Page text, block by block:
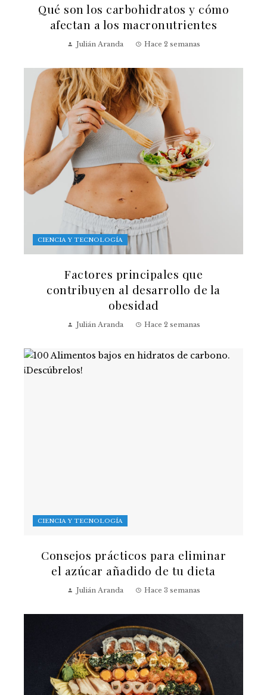
Qué son los carbohidratos y cómo
afectan a los macronutrientes
Julián Aranda Hace 2 semanas
CIENCIA Y TECNOLOGÍA
Factores principales que
contribuyen al desarrollo de la
obesidad
Julián Aranda Hace 2 semanas
CIENCIA Y TECNOLOGÍA
Consejos prácticos para eliminar
el azúcar añadido de tu dieta
Julián Aranda Hace 3 semanas